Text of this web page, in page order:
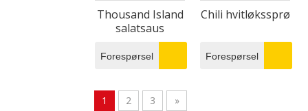
Thousand Island
salatsaus
Forespørsel
Chili hvitløkssprø
Forespørsel
1 2 3 »